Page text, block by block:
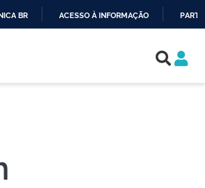
BR ACESSO À INFORMAÇÃO